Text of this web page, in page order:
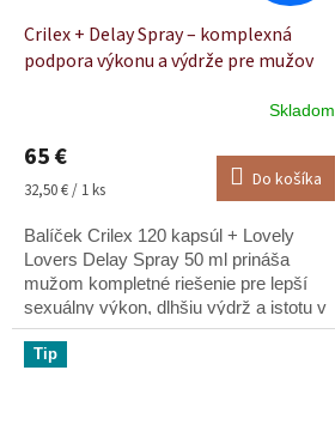
Crilex + Delay Spray – komplexná
podpora výkonu a výdrže pre mužov
Skladom
65 €
Jednotková
32,50 € / 1 ks Do košíka
Balíček Crilex 120 kapsúl + Lovely
Lovers Delay Spray 50 ml prináša
mužom kompletné riešenie pre lepší
sexuálny výkon, dlhšiu výdrž a istotu v
posteli. Kým Crilex pôsobí zvnútra –
zlepšuje...
Tip